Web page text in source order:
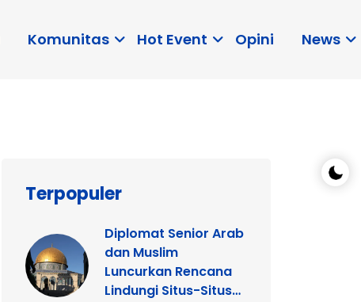
Komunitas Hot Event Opini News
Terpopuler
Diplomat Senior Arab
dan Muslim
Luncurkan Rencana
Lindungi Situs-Situs